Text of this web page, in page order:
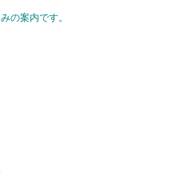
の案内です。